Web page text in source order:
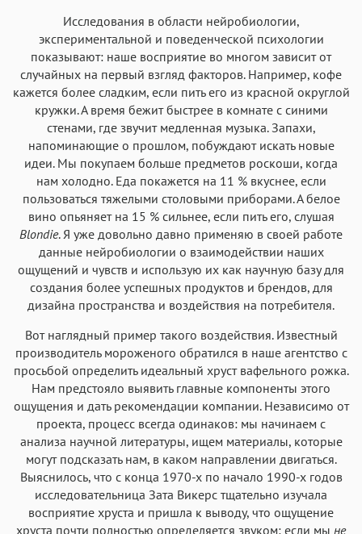
Исследования в области нейробиологии,
экспериментальной и поведенческой психологии
показывают: наше восприятие во многом зависит от
случайных на первый взгляд факторов. Например, кофе
кажется более сладким, если пить его из красной округлой
кружки. А время бежит быстрее в комнате с синими
стенами, где звучит медленная музыка. Запахи,
напоминающие о прошлом, побуждают искать новые
идеи. Мы покупаем больше предметов роскоши, когда
нам холодно. Еда покажется на 11 % вкуснее, если
пользоваться тяжелыми столовыми приборами. А белое
вино опьяняет на 15 % сильнее, если пить его, слушая
Blondie. Я уже довольно давно применяю в своей работе
данные нейробиологии о взаимодействии наших
ощущений и чувств и использую их как научную базу для
создания более успешных продуктов и брендов, для
дизайна пространства и воздействия на потребителя.
Вот наглядный пример такого воздействия. Известный
производитель мороженого обратился в наше агентство с
просьбой определить идеальный хруст вафельного рожка.
Нам предстояло выявить главные компоненты этого
ощущения и дать рекомендации компании. Независимо от
проекта, процесс всегда одинаков: мы начинаем с
анализа научной литературы, ищем материалы, которые
могут подсказать нам, в каком направлении двигаться.
Выяснилось, что с конца 1970-х по начало 1990-х годов
исследовательница Зата Викерс тщательно изучала
восприятие хруста и пришла к выводу, что ощущение
хруста почти полностью определяется звуком: если мы не